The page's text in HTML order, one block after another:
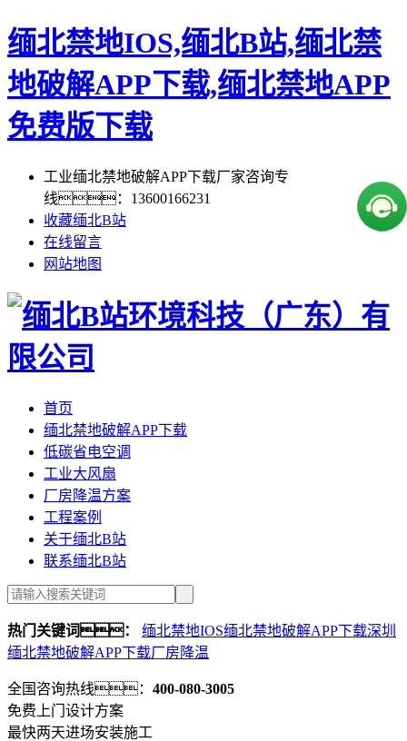
缅北禁地IOS,缅北B站,缅北禁
地破解APP下载,缅北禁地APP
免费版下载
工业缅北禁地破解APP下载厂家咨询专
线：13600166231
收藏缅北B站
在线留言
网站地图
首页
缅北禁地破解APP下载
低碳省电空调
工业大风扇
厂房降温方案
工程案例
关于缅北B站
联系缅北B站
热门关键词： 缅北禁地IOS缅北禁地破解APP下载深圳
缅北禁地破解APP下载厂房降温
全国咨询热线： 400-080-3005
免费上门设计方案
最快两天进场安装施工